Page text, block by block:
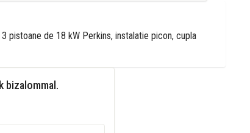
pistoane de 18 kW Perkins, instalatie picon, cupla
bizalommal.